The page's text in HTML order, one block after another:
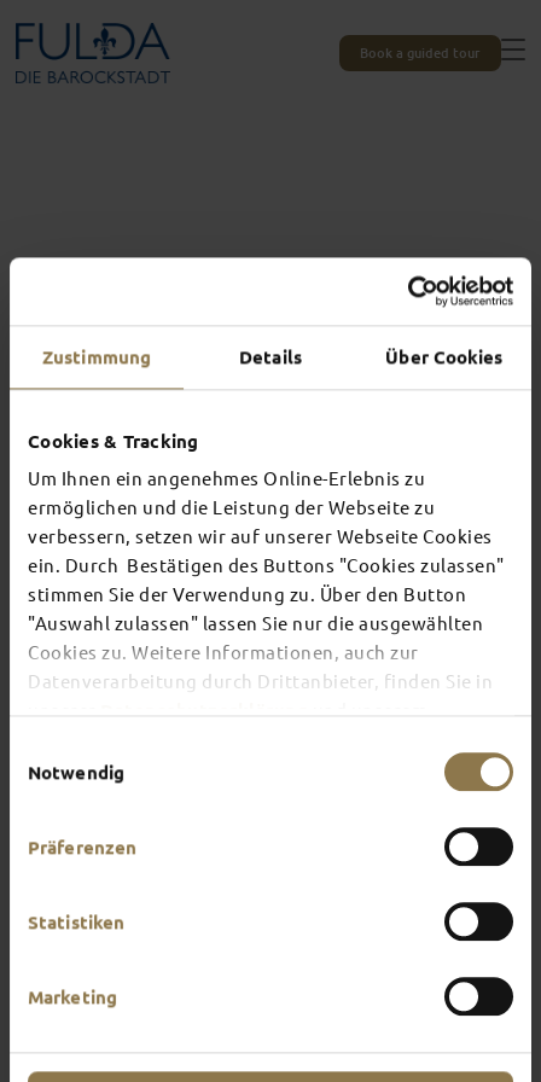
Zustimmung Details Über Cookies
Cookies & Tracking
Um Ihnen ein angenehmes Online-Erlebnis zu
ermöglichen und die Leistung der Webseite zu
verbessern, setzen wir auf unserer Webseite Cookies
ein. Durch Bestätigen des Buttons "Cookies zulassen"
stimmen Sie der Verwendung zu. Über den Button
"Auswahl zulassen" lassen Sie nur die ausgewählten
Cookies zu. Weitere Informationen, auch zur
Datenverarbeitung durch Drittanbieter, finden Sie in
Notwendig
Präferenzen
Statistiken
Marketing
Book a guided tour
Experiences unique to Fulda
TOP EVENTS
There's always something going on in Fulda:
whether it's a concert, a musical, a fun-filled
guided tour or a theatre performance – this is the